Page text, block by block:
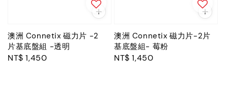
澳洲 Connetix 磁力片 -2
片基底盤組 -透明
Regular
NT$ 1,450
澳洲 Connetix 磁力片-2片
基底盤組- 莓粉
Regular
NT$ 1,450